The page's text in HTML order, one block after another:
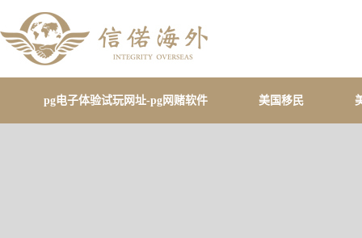
pg电子体验试玩网址-pg网赌软件 美国移民